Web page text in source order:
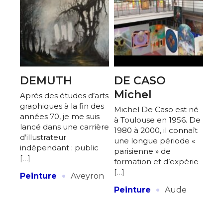
Adresse email*
Nom
Prénom
Statut / Organisation
J'accepte les termes et conditions
Adresse email*
Nom
DEMUTH
Après des études d’arts
graphiques à la fin des
années 70, je me suis
lancé dans une carrière
d’illustrateur
indépendant : public
[…]
Peinture
· Aveyron
DE CASO
Michel
Michel De Caso est né
à Toulouse en 1956. De
1980 à 2000, il connaît
une longue période «
parisienne » de
formation et d’expérie
[…]
Peinture
· Aude